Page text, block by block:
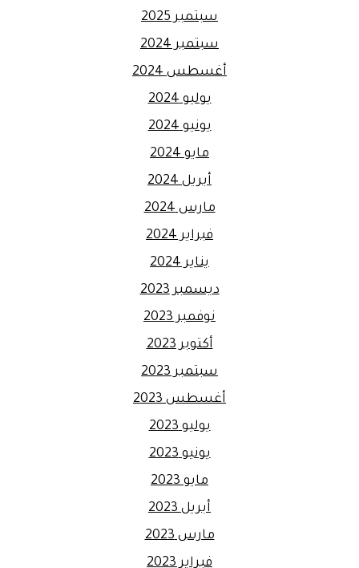
سبتمبر 2025
سبتمبر 2024
أغسطس 2024
يوليو 2024
يونيو 2024
مايو 2024
أبريل 2024
مارس 2024
فبراير 2024
يناير 2024
ديسمبر 2023
نوفمبر 2023
أكتوبر 2023
سبتمبر 2023
أغسطس 2023
يوليو 2023
يونيو 2023
مايو 2023
أبريل 2023
مارس 2023
فبراير 2023